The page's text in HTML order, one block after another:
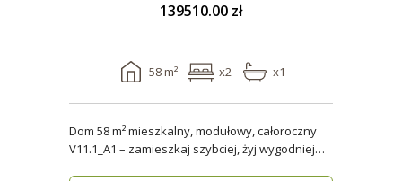
139510.00 zł
58 m² x2 x1
Dom 58 m² mieszkalny, modułowy, całoroczny
V11.1_A1 – zamieszkaj szybciej, żyj wygodniej